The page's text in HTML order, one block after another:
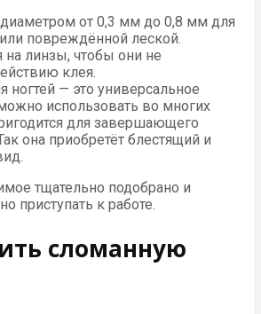
от 0,3 мм до 0,8 мм для
повреждённой леской.
на линзы, чтобы они не
клея.
ногтей — это универсальное
использовать во многих
для завершающего
она приобретёт блестящий и
тщательно подобрано и
приступать к работе.
сломанную